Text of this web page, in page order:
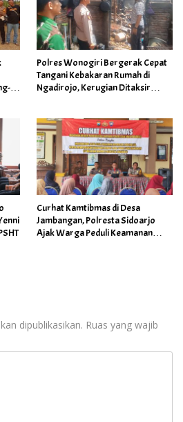
Polres Wonogiri Bergerak Cepat
Tangani Kebakaran Rumah di
Ngadirojo, Kerugian Ditaksir
Curhat Kamtibmas di Desa
Jambangan, Polresta Sidoarjo
Ajak Warga Peduli Keamanan
dipublikasikan. Ruas yang wajib